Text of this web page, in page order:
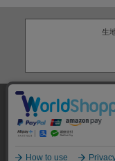
生
株式会社
特定商取引法に基づく